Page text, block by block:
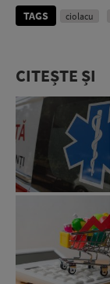
TAGS ciolacu
CITEȘTE ȘI